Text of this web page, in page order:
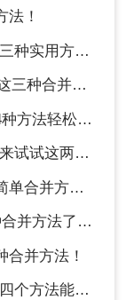
件保存到指
件连续打印
制合并后的
以使用命令
系统
件。
法！
方法分享！
法学习一下!
松完成合并！
种方法吧！
并方法！
了解一下！
合并方法！
帮助大家！